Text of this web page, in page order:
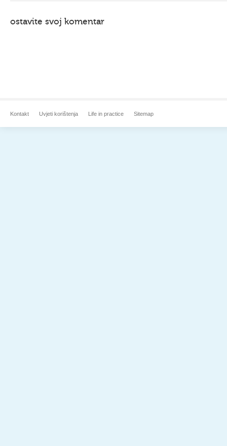
ostavite svoj komentar
Kontakt Uvjeti korištenja Life in practice Sitemap